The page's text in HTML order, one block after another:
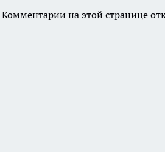
Комментарии на этой странице